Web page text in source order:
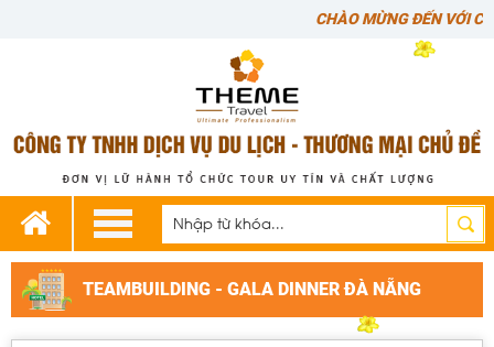
CHÀO MỪNG ĐẾN VỚI
TEAMBUILDING - GALA DINNER ĐÀ NẴNG
TOUR DÃ NGOẠI - KDL LAN VƯƠNG 1
NGÀY
Giá:3,489,000 VNĐ